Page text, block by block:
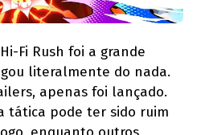
Fi Rush foi a grande
literalmente do nada.
apenas foi lançado.
tática pode ter sido ruim